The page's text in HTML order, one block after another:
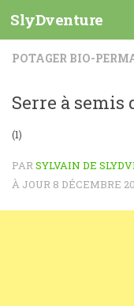
Skip to content
SlyDventure
POTAGER BIO-
Serre à semis
(1)
PARSYLVAIN DE
À JOUR 8 DÉCEMBRE